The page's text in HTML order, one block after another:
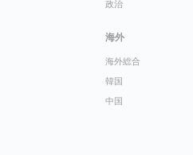
政治
海外
海外総合
韓国
中国